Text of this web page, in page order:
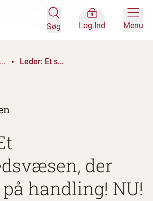
Søg Log Ind Menu
Leder: Et s...
der
handling! NU!